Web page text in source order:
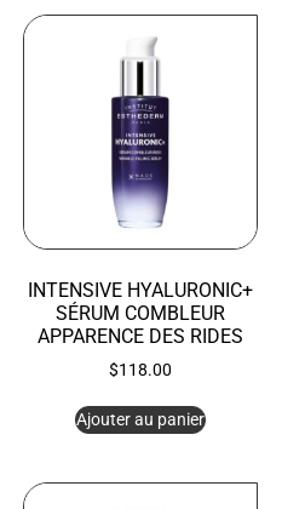
INTENSIVE HYALURONIC+
SÉRUM COMBLEUR
APPARENCE DES RIDES
$118.00
Ajouter au panier